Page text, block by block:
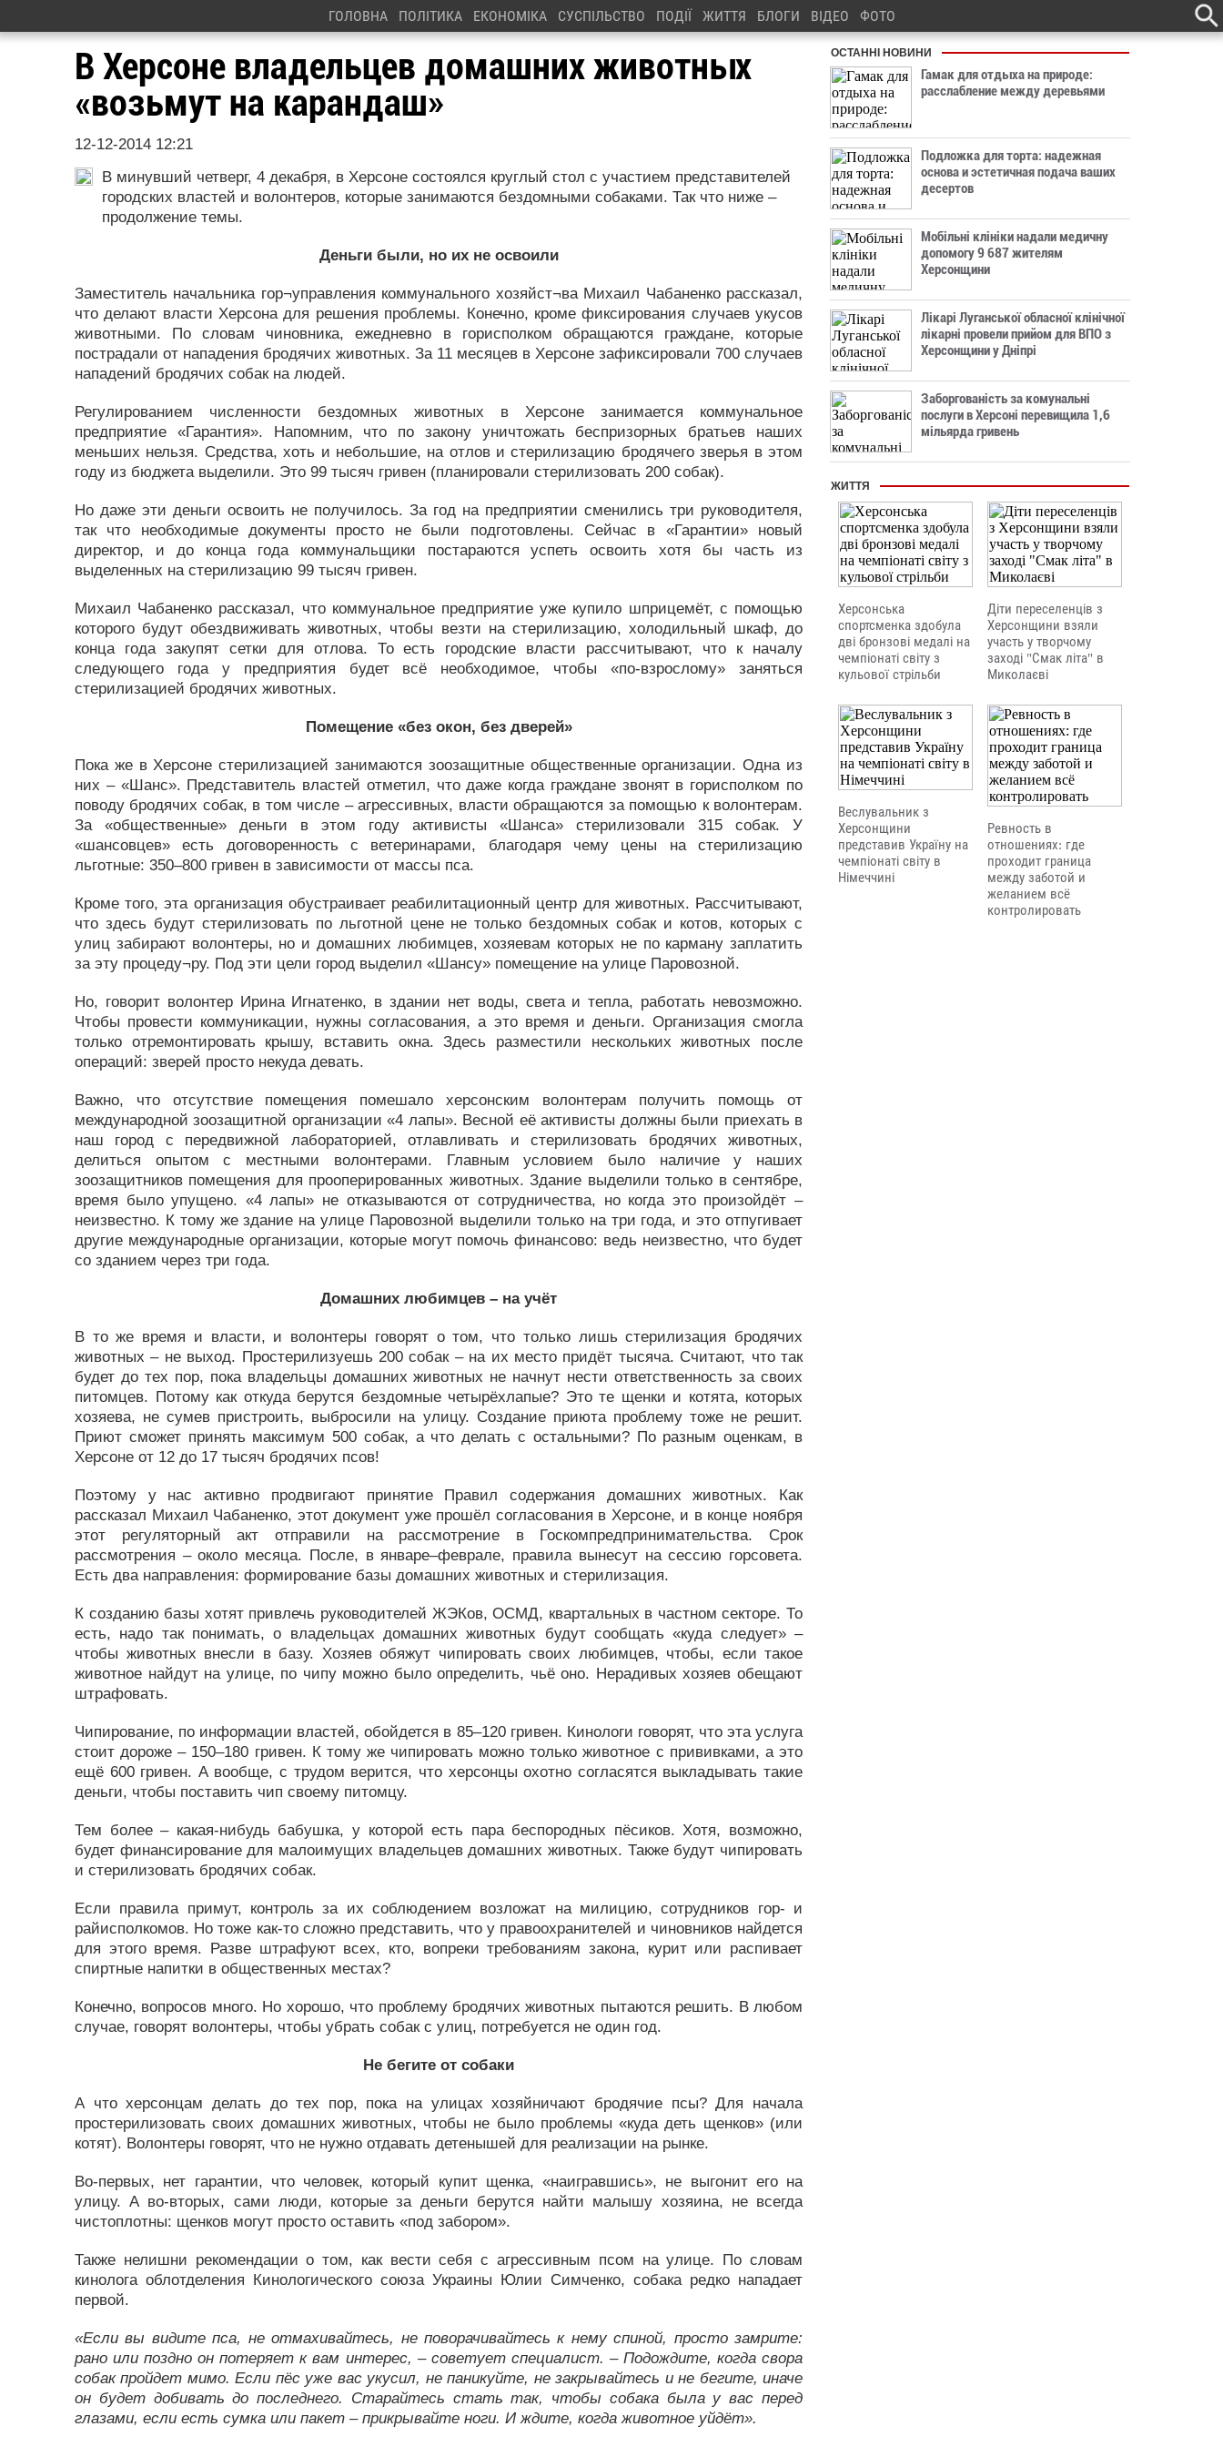
ГОЛОВНА ПОЛІТИКА ЕКОНОМІКА СУСПІЛЬСТВО ПОДІЇ ЖИТТЯ БЛОГИ ВІДЕО ФОТО
В Херсоне владельцев домашних животных
«возьмут на карандаш»
12-12-2014 12:21
В минувший четверг, 4 декабря, в Херсоне состоялся круглый стол с участием представителей
городских властей и волонтеров, которые занимаются бездомными собаками. Так что ниже –
продолжение темы.
Деньги были, но их не освоили
Заместитель начальника гор¬управления коммунального хозяйст¬ва Михаил Чабаненко рассказал,
что делают власти Херсона для решения проблемы. Конечно, кроме фиксирования случаев укусов
животными. По словам чиновника, ежедневно в горисполком обращаются граждане, которые
пострадали от нападения бродячих животных. За 11 месяцев в Херсоне зафиксировали 700 случаев
нападений бродячих собак на людей.
Регулированием численности бездомных животных в Херсоне занимается коммунальное
предприятие «Гарантия». Напомним, что по закону уничтожать беспризорных братьев наших
меньших нельзя. Средства, хоть и небольшие, на отлов и стерилизацию бродячего зверья в этом
году из бюджета выделили. Это 99 тысяч гривен (планировали стерилизовать 200 собак).
Но даже эти деньги освоить не получилось. За год на предприятии сменились три руководителя,
так что необходимые документы просто не были подготовлены. Сейчас в «Гарантии» новый
директор, и до конца года коммунальщики постараются успеть освоить хотя бы часть из
выделенных на стерилизацию 99 тысяч гривен.
Михаил Чабаненко рассказал, что коммунальное предприятие уже купило шприцемёт, с помощью
которого будут обездвиживать животных, чтобы везти на стерилизацию, холодильный шкаф, до
конца года закупят сетки для отлова. То есть городские власти рассчитывают, что к началу
следующего года у предприятия будет всё необходимое, чтобы «по-взрослому» заняться
стерилизацией бродячих животных.
Помещение «без окон, без дверей»
Пока же в Херсоне стерилизацией занимаются зоозащитные общественные организации. Одна из
них – «Шанс». Представитель властей отметил, что даже когда граждане звонят в горисполком по
поводу бродячих собак, в том числе – агрессивных, власти обращаются за помощью к волонтерам.
За «общественные» деньги в этом году активисты «Шанса» стерилизовали 315 собак. У
«шансовцев» есть договоренность с ветеринарами, благодаря чему цены на стерилизацию
льготные: 350–800 гривен в зависимости от массы пса.
Кроме того, эта организация обустраивает реабилитационный центр для животных. Рассчитывают,
что здесь будут стерилизовать по льготной цене не только бездомных собак и котов, которых с
улиц забирают волонтеры, но и домашних любимцев, хозяевам которых не по карману заплатить
за эту процеду¬ру. Под эти цели город выделил «Шансу» помещение на улице Паровозной.
Но, говорит волонтер Ирина Игнатенко, в здании нет воды, света и тепла, работать невозможно.
Чтобы провести коммуникации, нужны согласования, а это время и деньги. Организация смогла
только отремонтировать крышу, вставить окна. Здесь разместили нескольких животных после
операций: зверей просто некуда девать.
Важно, что отсутствие помещения помешало херсонским волонтерам получить помощь от
международной зоозащитной организации «4 лапы». Весной её активисты должны были приехать в
наш город с передвижной лабораторией, отлавливать и стерилизовать бродячих животных,
делиться опытом с местными волонтерами. Главным условием было наличие у наших
зоозащитников помещения для прооперированных животных. Здание выделили только в сентябре,
время было упущено. «4 лапы» не отказываются от сотрудничества, но когда это произойдёт –
неизвестно. К тому же здание на улице Паровозной выделили только на три года, и это отпугивает
другие международные организации, которые могут помочь финансово: ведь неизвестно, что будет
со зданием через три года.
Домашних любимцев – на учёт
В то же время и власти, и волонтеры говорят о том, что только лишь стерилизация бродячих
животных – не выход. Простерилизуешь 200 собак – на их место придёт тысяча. Считают, что так
будет до тех пор, пока владельцы домашних животных не начнут нести ответственность за своих
питомцев. Потому как откуда берутся бездомные четырёхлапые? Это те щенки и котята, которых
хозяева, не сумев пристроить, выбросили на улицу. Создание приюта проблему тоже не решит.
Приют сможет принять максимум 500 собак, а что делать с остальными? По разным оценкам, в
Херсоне от 12 до 17 тысяч бродячих псов!
Поэтому у нас активно продвигают принятие Правил содержания домашних животных. Как
рассказал Михаил Чабаненко, этот документ уже прошёл согласования в Херсоне, и в конце ноября
этот регуляторный акт отправили на рассмотрение в Госкомпредпринимательства. Срок
рассмотрения – около месяца. После, в январе–феврале, правила вынесут на сессию горсовета.
Есть два направления: формирование базы домашних животных и стерилизация.
К созданию базы хотят привлечь руководителей ЖЭКов, ОСМД, квартальных в частном секторе. То
есть, надо так понимать, о владельцах домашних животных будут сообщать «куда следует» –
чтобы животных внесли в базу. Хозяев обяжут чипировать своих любимцев, чтобы, если такое
животное найдут на улице, по чипу можно было определить, чьё оно. Нерадивых хозяев обещают
штрафовать.
Чипирование, по информации властей, обойдется в 85–120 гривен. Кинологи говорят, что эта услуга
стоит дороже – 150–180 гривен. К тому же чипировать можно только животное с прививками, а это
ещё 600 гривен. А вообще, с трудом верится, что херсонцы охотно согласятся выкладывать такие
деньги, чтобы поставить чип своему питомцу.
Тем более – какая-нибудь бабушка, у которой есть пара беспородных пёсиков. Хотя, возможно,
будет финансирование для малоимущих владельцев домашних животных. Также будут чипировать
и стерилизовать бродячих собак.
Если правила примут, контроль за их соблюдением возложат на милицию, сотрудников гор- и
райисполкомов. Но тоже как-то сложно представить, что у правоохранителей и чиновников найдется
для этого время. Разве штрафуют всех, кто, вопреки требованиям закона, курит или распивает
спиртные напитки в общественных местах?
Конечно, вопросов много. Но хорошо, что проблему бродячих животных пытаются решить. В любом
случае, говорят волонтеры, чтобы убрать собак с улиц, потребуется не один год.
Не бегите от собаки
А что херсонцам делать до тех пор, пока на улицах хозяйничают бродячие псы? Для начала
простерилизовать своих домашних животных, чтобы не было проблемы «куда деть щенков» (или
котят). Волонтеры говорят, что не нужно отдавать детенышей для реализации на рынке.
Во-первых, нет гарантии, что человек, который купит щенка, «наигравшись», не выгонит его на
улицу. А во-вторых, сами люди, которые за деньги берутся найти малышу хозяина, не всегда
чистоплотны: щенков могут просто оставить «под забором».
Также нелишни рекомендации о том, как вести себя с агрессивным псом на улице. По словам
кинолога облотделения Кинологического союза Украины Юлии Симченко, собака редко нападает
первой.
«Если вы видите пса, не отмахивайтесь, не поворачивайтесь к нему спиной, просто замрите:
рано или поздно он потеряет к вам интерес, – советует специалист. – Подождите, когда свора
собак пройдет мимо. Если пёс уже вас укусил, не паникуйте, не закрывайтесь и не бегите, иначе
он будет добивать до последнего. Старайтесь стать так, чтобы собака была у вас перед
глазами, если есть сумка или пакет – прикрывайте ноги. И ждите, когда животное уйдёт».
ОСТАННІ НОВИНИ
Гамак для отдыха на природе:
расслабление между деревьями
Подложка для торта: надежная
основа и эстетичная подача ваших
десертов
Мобільні клініки надали медичну
допомогу 9 687 жителям
Херсонщини
Лікарі Луганської обласної клінічної
лікарні провели прийом для ВПО з
Херсонщини у Дніпрі
Заборгованість за комунальні
послуги в Херсоні перевищила 1,6
мільярда гривень
ЖИТТЯ
Херсонська
спортсменка здобула
дві бронзові медалі на
чемпіонаті світу з
кульової стрільби
Діти переселенців з
Херсонщини взяли
участь у творчому
заході "Смак літа" в
Миколаєві
Веслувальник з
Херсонщини
представив Україну на
чемпіонаті світу в
Німеччині
Ревность в
отношениях: где
проходит граница
между заботой и
желанием всё
контролировать